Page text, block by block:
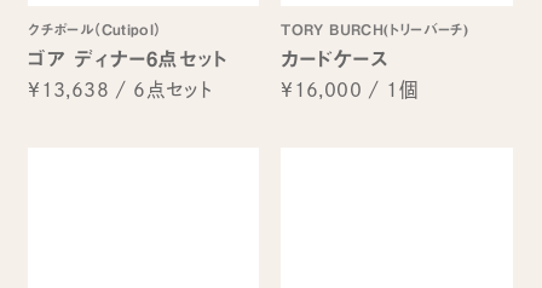
クチポール（Cutipol）
ゴア ディナー6点セット
¥13,638 / 6点セット
TORY BURCH(トリーバーチ)
カードケース
¥16,000 / 1個